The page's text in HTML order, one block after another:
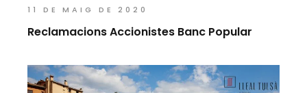
11 DE MAIG DE 2020
Reclamacions Accionistes Banc Popular